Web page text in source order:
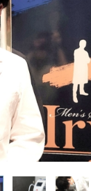
福島県
群馬県
神奈川県